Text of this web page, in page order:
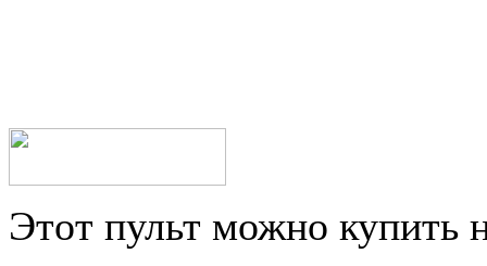
Этот пульт можно купить